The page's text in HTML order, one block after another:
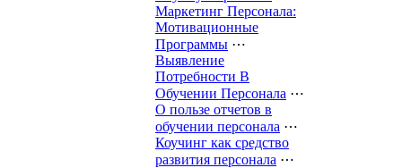
Маркетинг Персонала:
Мотивационные
Программы ⋯
Выявление
Потребности В
Обучении Персонала ⋯
О пользе отчетов в
обучении персонала ⋯
Коучинг как средство
развития персонала ⋯